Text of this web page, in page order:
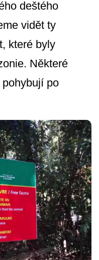
deštého
vidět ty
které byly
Některé
po